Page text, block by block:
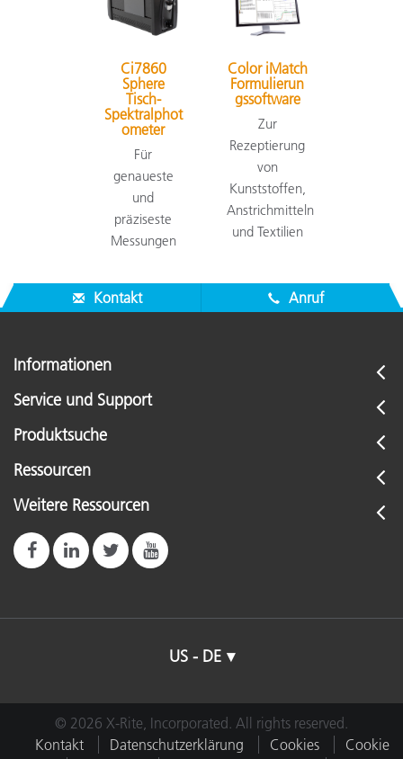
Ci7860
Sphere
Tisch-
Spektralphot
ometer
Für
genaueste
und
präziseste
Messungen
Color iMatch
Formulierun
gssoftware
Zur
Rezeptierung
von
Kunststoffen,
Anstrichmitteln
und Textilien
Kontakt Anruf
Informationen
Service und Support
Produktsuche
Ressourcen
Weitere Ressourcen
US - DE
© 2026 X-Rite, Incorporated. All rights reserved.
Kontakt
Datenschutzerklärung Cookies
Cookie